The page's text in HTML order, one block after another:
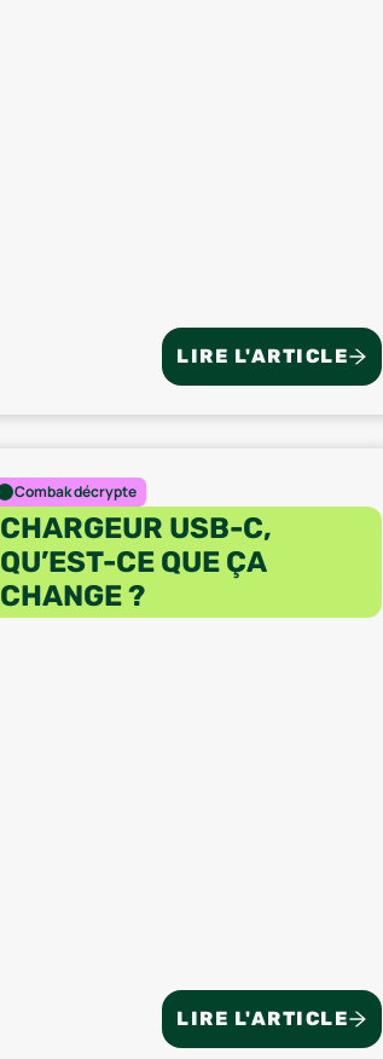
LIRE L'ARTICLE
Combak décrypte
CHARGEUR USB-C,
QU’EST-CE QUE ÇA
CHANGE ?
LIRE L'ARTICLE